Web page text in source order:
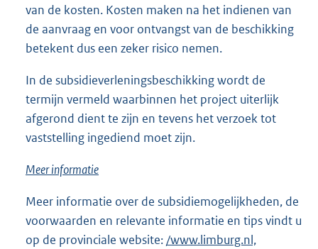
van de kosten. Kosten maken na het indienen van
de aanvraag en voor ontvangst van de beschikking
betekent dus een zeker risico nemen.
In de subsidieverleningsbeschikking wordt de
termijn vermeld waarbinnen het project uiterlijk
afgerond dient te zijn en tevens het verzoek tot
vaststelling ingediend moet zijn.
Meer informatie
Meer informatie over de subsidiemogelijkheden, de
voorwaarden en relevante informatie en tips vindt u
op de provinciale website:/www.limburg.nl,